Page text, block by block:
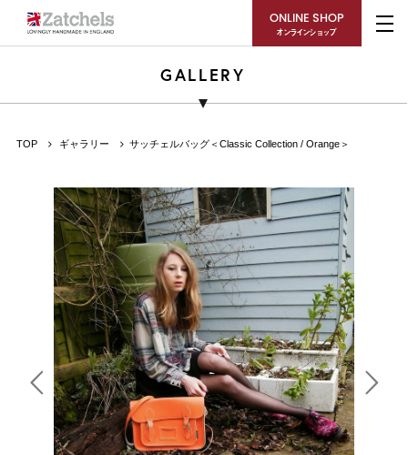
ONLINE SHOP
オンラインショップ
GALLERY
TOP ギャラリー サッチェルバッグ＜Classic Collection / Orange＞